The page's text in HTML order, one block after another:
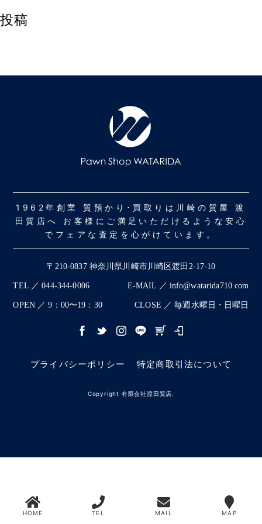
投稿
1962年創業 質預かり･買取りは川崎の質屋 渡
田質店へ お客様にご満足いただけるような安心
でフェアな査定を心がけています。
〒210-0837 神奈川県川崎市川崎区渡田2-17-10
TEL ／ 044-344-0006 E-MAIL ／ info@watarida710.com
OPEN ／ 9：00〜19：30 CLOSE ／ 毎週水曜日・日曜日
プライバシーポリシー 特定商取引法について
Copyright 有限会社渡田質店.
HOME TEL MAIL MAP